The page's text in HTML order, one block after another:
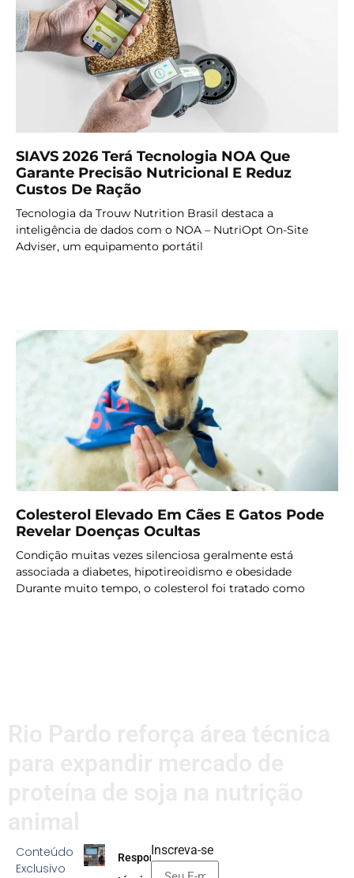
SIAVS 2026 Terá Tecnologia NOA Que
Garante Precisão Nutricional E Reduz
Custos De Ração
Tecnologia da Trouw Nutrition Brasil destaca a
inteligência de dados com o NOA – NutriOpt On-Site
Adviser, um equipamento portátil
Colesterol Elevado Em Cães E Gatos Pode
Revelar Doenças Ocultas
Condição muitas vezes silenciosa geralmente está
associada a diabetes, hipotireoidismo e obesidade
Durante muito tempo, o colesterol foi tratado como
Conteúdo
Exclusivo
Responsabilidade
Inscreva-se